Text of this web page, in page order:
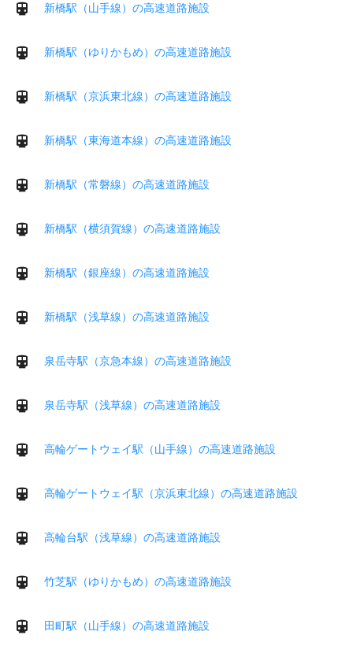
新橋駅（山手線）の高速道路施設
新橋駅（ゆりかもめ）の高速道路施設
新橋駅（京浜東北線）の高速道路施設
新橋駅（東海道本線）の高速道路施設
新橋駅（常磐線）の高速道路施設
新橋駅（横須賀線）の高速道路施設
新橋駅（銀座線）の高速道路施設
新橋駅（浅草線）の高速道路施設
泉岳寺駅（京急本線）の高速道路施設
泉岳寺駅（浅草線）の高速道路施設
高輪ゲートウェイ駅（山手線）の高速道路施設
高輪ゲートウェイ駅（京浜東北線）の高速道路施設
高輪台駅（浅草線）の高速道路施設
竹芝駅（ゆりかもめ）の高速道路施設
田町駅（山手線）の高速道路施設